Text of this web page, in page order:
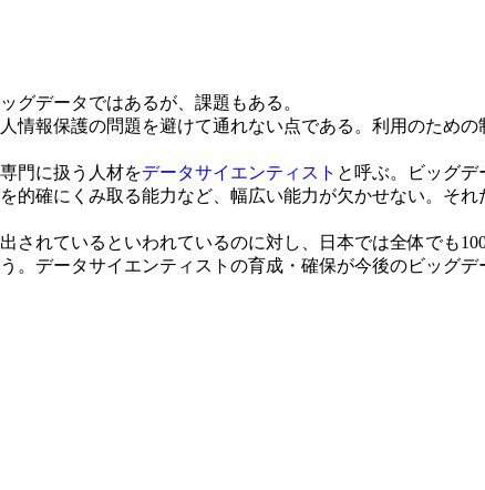
データではあるが、課題もある。
報保護の問題を避けて通れない点である。利用のため
門に扱う人材をデータサイエンティスト と呼ぶ。ビッグ
確にくみ取る能力など、幅広い能力が欠かせない。そ
れているといわれているのに対し、日本では全体でも
データサイエンティストの育成・確保が今後のビッグデ